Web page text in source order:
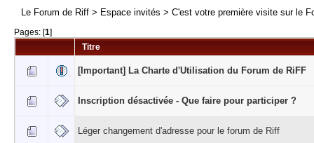
Le Forum de Riff > Espace invités > C'est votre première visite sur le
Pages: [1]
Titre
[Important] La Charte d'Utilisation du Forum de RiFF
Inscription désactivée - Que faire pour participer ?
Léger changement d'adresse pour le forum de Riff